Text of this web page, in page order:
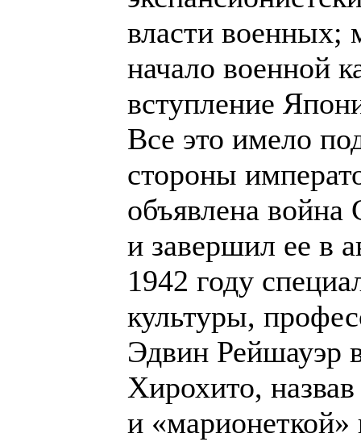
власти военных;
начало военной
вступление
Все это имело
стороны
объявлена
и завершил ее в
1942 году
культуры,
Эдвин Рейшауэр
Хирохито,
и